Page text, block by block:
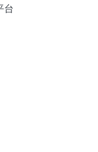
台